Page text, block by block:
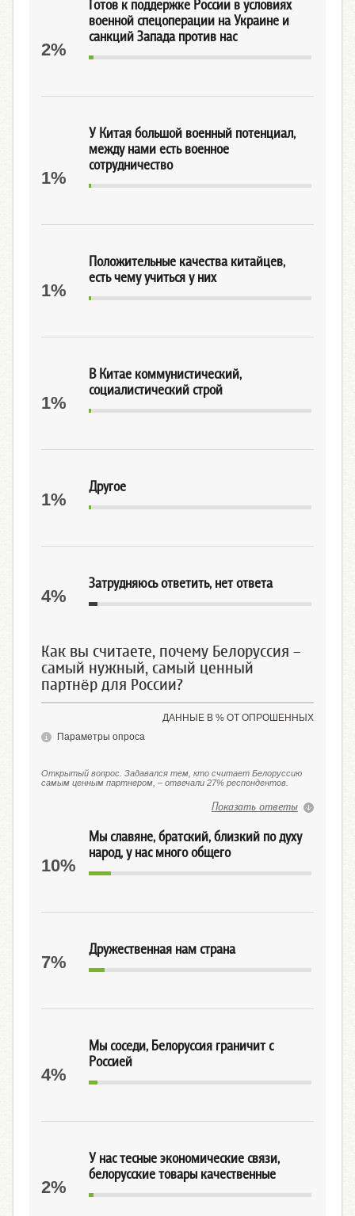
Готов к поддержке России в условиях
военной спецоперации на Украине и
санкций Запада против нас
2%
У Китая большой военный потенциал,
между нами есть военное
сотрудничество
1%
Положительные качества китайцев,
есть чему учиться у них
1%
В Китае коммунистический,
социалистический строй
1%
Другое
1%
Затрудняюсь ответить, нет ответа
4%
Как вы считаете, почему Белоруссия –
самый нужный, самый ценный
партнёр для России?
ДАННЫЕ В % ОТ ОПРОШЕННЫХ
Параметры опроса
Открытый вопрос. Задавался тем, кто считает Белоруссию
самым ценным партнером, – отвечали 27% респондентов.
Показать ответы
Мы славяне, братский, близкий по духу
народ, у нас много общего
10%
Дружественная нам страна
7%
Мы соседи, Белоруссия граничит с
Россией
4%
У нас тесные экономические связи,
белорусские товары качественные
2%